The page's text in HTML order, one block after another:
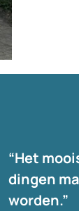
“Het
dingen
worden.”